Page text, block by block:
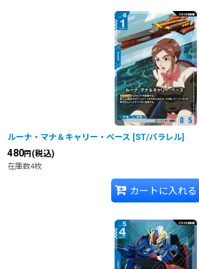
ルーナ・マナ＆キャリー・ベース [ST/パラレル]
480円 (税込)
在庫数4枚
カートに入れる